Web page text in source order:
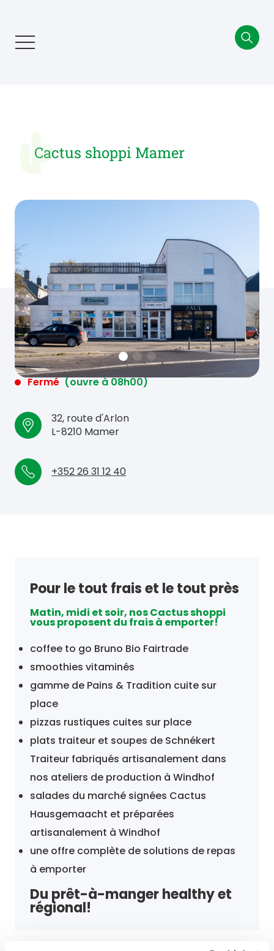
Cactus shoppi Mamer
Fermé (ouvre à 08h00)
32, route d'Arlon
L-8210 Mamer
+352 26 31 12 40
Pour le tout frais et le tout près
Matin, midi et soir, nos Cactus shoppi
vous proposent du frais à emporter!
coffee to go Bruno Bio Fairtrade
smoothies vitaminés
gamme de Pains & Tradition cuite sur
place
pizzas rustiques cuites sur place
plats traiteur et soupes de Schnékert
Traiteur fabriqués artisanalement dans
nos ateliers de production à Windhof
salades du marché signées Cactus
Hausgemaacht et préparées
artisanalement à Windhof
une offre complète de solutions de repas
à emporter
Du prêt-à-manger healthy et
régional!